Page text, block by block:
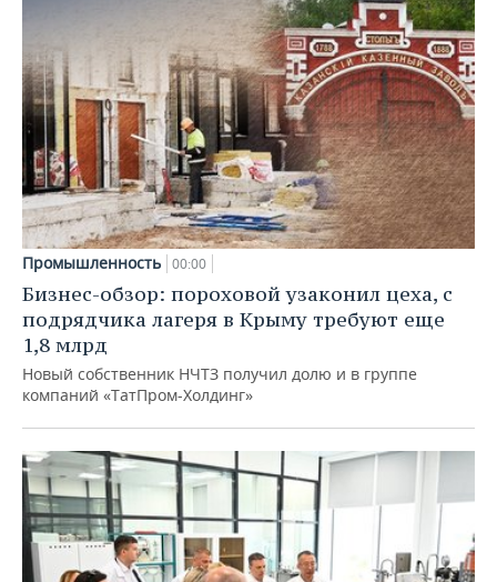
Промышленность 00:00
Бизнес-обзор: пороховой узаконил цеха, с
подрядчика лагеря в Крыму требуют еще
1,8 млрд
Новый собственник НЧТЗ получил долю и в группе
компаний «ТатПром-Холдинг»